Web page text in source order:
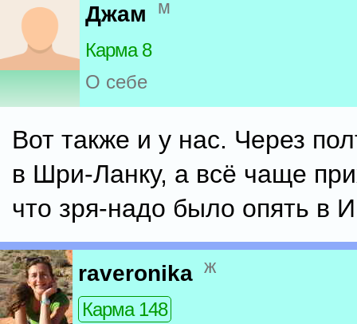
Джам м
Карма 8
О себе
Вот также и у нас. Через
в Шри-Ланку, а всё чаще
что зря-надо было опять в
raveronika ж
Карма 148